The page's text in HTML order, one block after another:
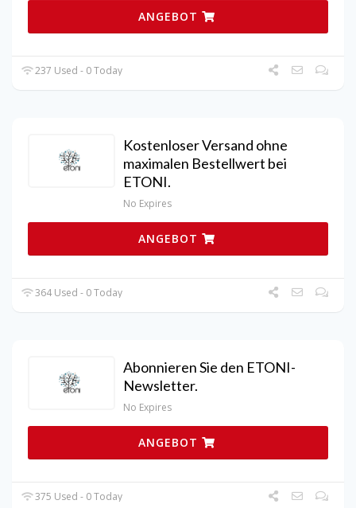
ANGEBOT
237 Used - 0 Today
Kostenloser Versand ohne
maximalen Bestellwert bei
ETONI.
No Expires
ANGEBOT
364 Used - 0 Today
Abonnieren Sie den ETONI-
Newsletter.
No Expires
ANGEBOT
375 Used - 0 Today